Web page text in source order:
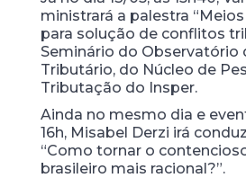
ministrará a palestra
para solução de conflitos
Seminário do Observatório
Tributário, do Núcleo de
Tributação do Insper.
Ainda no mesmo dia e
16h, Misabel Derzi irá
“Como tornar o
brasileiro mais racional?”.